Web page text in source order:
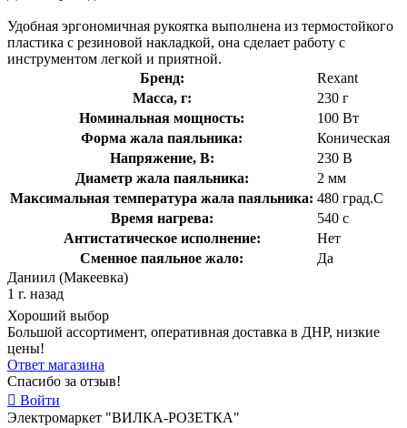
Удобная эргономичная рукоятка выполнена из термостойкого
пластика с резиновой накладкой, она сделает работу с
инструментом легкой и приятной.
Бренд:
Rexant
Масса, г:
230 г
Номинальная мощность:
100 Вт
Форма жала паяльника:
Коническая
Напряжение, В:
230 В
Диаметр жала паяльника:
2 мм
Максимальная температура жала паяльника: 480 град.C
Время нагрева:
540 с
Антистатическое исполнение:
Нет
Сменное паяльное жало:
Да
Даниил (Макеевка)
1 г. назад
Хороший выбор
Большой ассортимент, оперативная доставка в ДНР, низкие
цены!
Ответ магазина
Спасибо за отзыв!
Войти
Электромаркет "ВИЛКА-РОЗЕТКА"